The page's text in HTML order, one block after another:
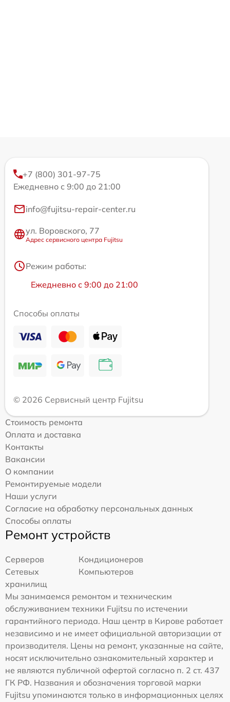
+7 (800) 301-97-75
Ежедневно с 9:00 до 21:00
info@fujitsu-repair-center.ru
ул. Воровского, 77
Адрес сервисного центра Fujitsu
Режим работы:
Ежедневно с 9:00 до 21:00
Способы оплаты
© 2026 Сервисный центр Fujitsu
Стоимость ремонта
Оплата и доставка
Контакты
Вакансии
О компании
Ремонтируемые модели
Наши услуги
Согласие на обработку персональных данных
Способы оплаты
Ремонт устройств
Серверов
Кондиционеров
Сетевых
хранилищ
Компьютеров
Мы занимаемся ремонтом и техническим
обслуживанием техники Fujitsu по истечении
гарантийного периода. Наш центр в Кирове работает
независимо и не имеет официальной авторизации от
производителя. Цены на ремонт, указанные на сайте,
носят исключительно ознакомительный характер и
не являются публичной офертой согласно п. 2 ст. 437
ГК РФ. Названия и обозначения торговой марки
Fujitsu упоминаются только в информационных целях